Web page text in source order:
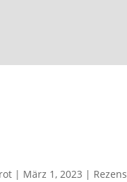
| März 1, 2023 |